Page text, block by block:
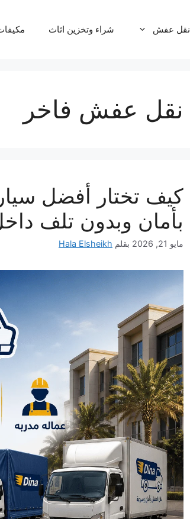
نقل عفش شراء وتخزين اثاث
نقل عفش فاخر
كيف تختار أفضل
بأمان وبدون تلف
مايو 21, 2026 بقلم Hala Elsheikh